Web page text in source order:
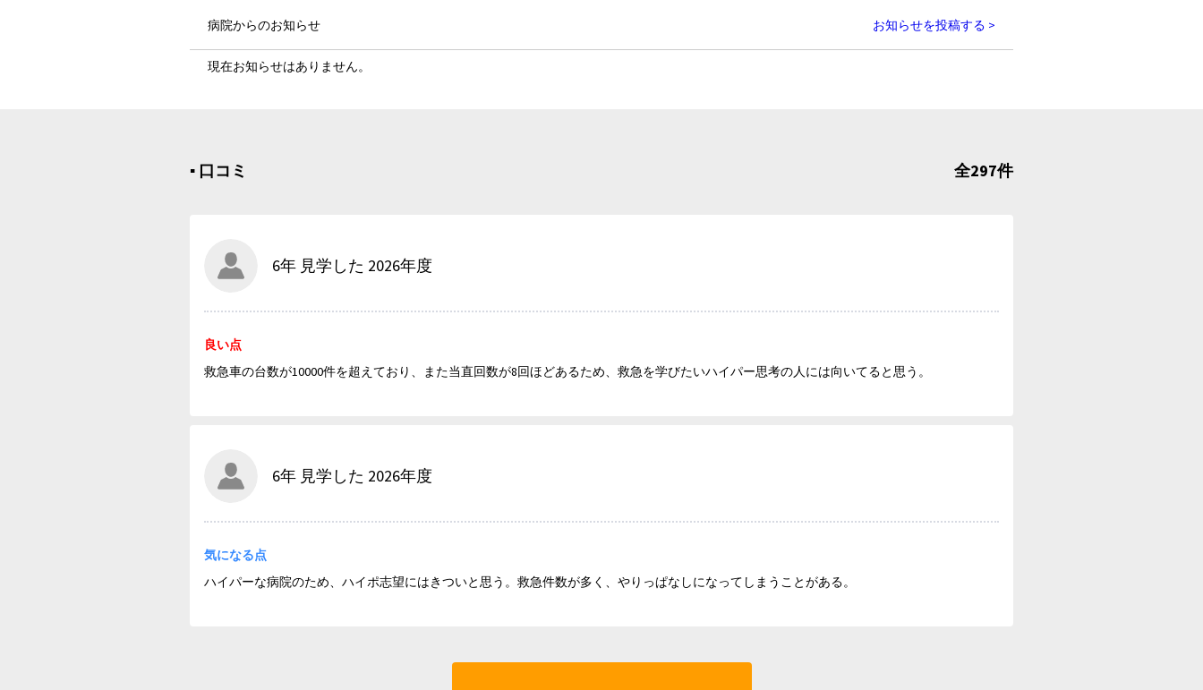
病院からのお知らせ お知らせを投稿する >
現在お知らせはありません。
▪︎ 口コミ 全297件
6年 見学した 2026年度
良い点
救急車の台数が10000件を超えており、また当直回数が8回ほどあるため、救急を学びたいハイパー思考の人には向いてると思う。
6年 見学した 2026年度
気になる点
ハイパーな病院のため、ハイポ志望にはきついと思う。救急件数が多く、やりっぱなしになってしまうことがある。